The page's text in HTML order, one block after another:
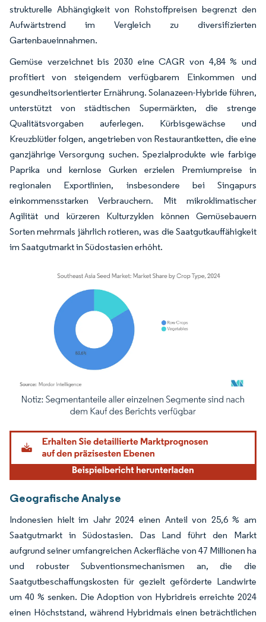
strukturelle Abhängigkeit von Rohstoffpreisen begrenzt den
Aufwärtstrend im Vergleich zu diversifizierten
Gartenbaueinnahmen.
Gemüse verzeichnet bis 2030 eine CAGR von 4,84 % und
profitiert von steigendem verfügbarem Einkommen und
gesundheitsorientierter Ernährung. Solanazeen-Hybride führen,
unterstützt von städtischen Supermärkten, die strenge
Qualitätsvorgaben auferlegen. Kürbisgewächse und
Kreuzblütler folgen, angetrieben von Restaurantketten, die eine
ganzjährige Versorgung suchen. Spezialprodukte wie farbige
Paprika und kernlose Gurken erzielen Premiumpreise in
regionalen Exportlinien, insbesondere bei Singapurs
einkommensstarken Verbrauchern. Mit mikroklimatischer
Agilität und kürzeren Kulturzyklen können Gemüsebauern
Sorten mehrmals jährlich rotieren, was die Saatgutkauffähigkeit
im Saatgutmarkt in Südostasien erhöht.
Bild © Mordor Intelligence. Wiederverwendung erfordert Namensnennung
Geografische Analyse
Indonesien hielt im Jahr 2024 einen Anteil von 25,6 % am
Saatgutmarkt in Südostasien. Das Land führt den Markt
aufgrund seiner umfangreichen Ackerfläche von 47 Millionen ha
und robuster Subventionsmechanismen an, die die
Saatgutbeschaffungskosten für gezielt geförderte Landwirte
um 40 % senken. Die Adoption von Hybridreis erreichte 2024
einen Höchststand, während Hybridmais einen beträchtlichen